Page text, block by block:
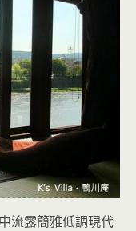
流露簡雅低調現代